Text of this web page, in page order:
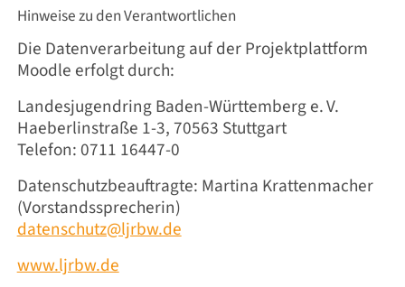
Hinweise zu den Verantwortlichen
Die Datenverarbeitung auf der Projektplattform
Moodle erfolgt durch:
Landesjugendring Baden-Württemberg e. V.
Haeberlinstraße 1-3, 70563 Stuttgart
Telefon: 0711 16447-0
Datenschutzbeauftragte: Martina Krattenmacher
(Vorstandssprecherin)
datenschutz@ljrbw.de
www.ljrbw.de